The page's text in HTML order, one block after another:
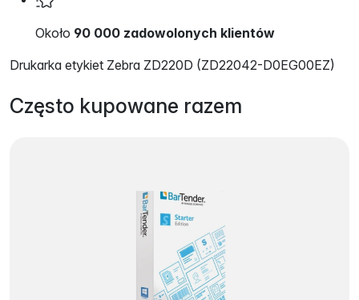
Około 90 000 zadowolonych klientów
Drukarka etykiet Zebra ZD220D (ZD22042-D0EG00EZ)
Często kupowane razem